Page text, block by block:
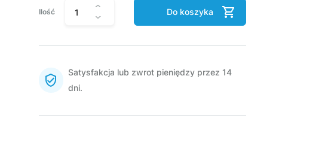
Ilość Do koszyka
Satysfakcja lub zwrot pieniędzy przez 14
dni.